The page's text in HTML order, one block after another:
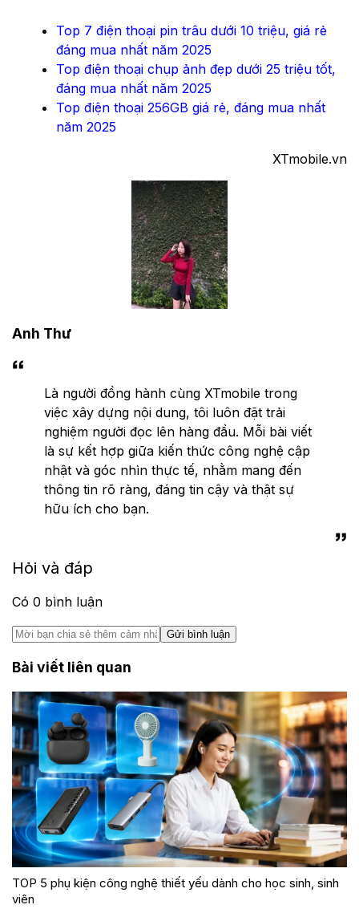
Top 7 điện thoại pin trâu dưới 10 triệu, giá rẻ
đáng mua nhất năm 2025
Top điện thoại chụp ảnh đẹp dưới 25 triệu tốt,
đáng mua nhất năm 2025
Top điện thoại 256GB giá rẻ, đáng mua nhất
năm 2025
XTmobile.vn
Anh Thư
Là người đồng hành cùng XTmobile trong
việc xây dựng nội dung, tôi luôn đặt trải
nghiệm người đọc lên hàng đầu. Mỗi bài viết
là sự kết hợp giữa kiến thức công nghệ cập
nhật và góc nhìn thực tế, nhằm mang đến
thông tin rõ ràng, đáng tin cậy và thật sự
hữu ích cho bạn.
Hỏi và đáp
Có 0 bình luận
Gửi bình luận
Bài viết liên quan
TOP 5 phụ kiện công nghệ thiết yếu dành cho học sinh, sinh
viên